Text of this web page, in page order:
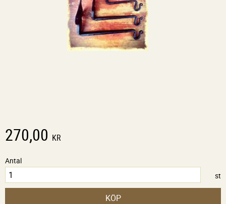
270,00 KR
Antal
st
KÖP